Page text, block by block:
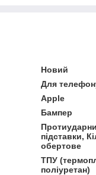
Новий
Для
Apple
Бампер
підставки,
обертове
ТПУ
поліуретан)